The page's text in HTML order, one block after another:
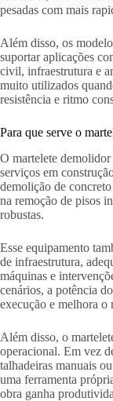
pesadas com mais
Além disso, os
suportar aplicações
civil, infraestrutura e
muito utilizados
resistência e ritmo
Para que serve o
O martelete
serviços em
demolição de
na remoção de pisos
robustas.
Esse equipamento
de infraestrutura,
máquinas e
cenários, a potência
execução e melhora o
Além disso, o
operacional. Em vez
talhadeiras manuais
uma ferramenta
obra ganha